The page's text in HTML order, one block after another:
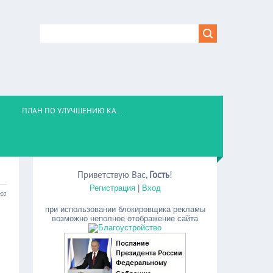
ПЛАН ПО УЛУЧШЕНИЮ КА...
Приветствую Вас, Гость!
Регистрация| Вход
при использовании блокировщика рекламы
возможно неполное отображение сайта